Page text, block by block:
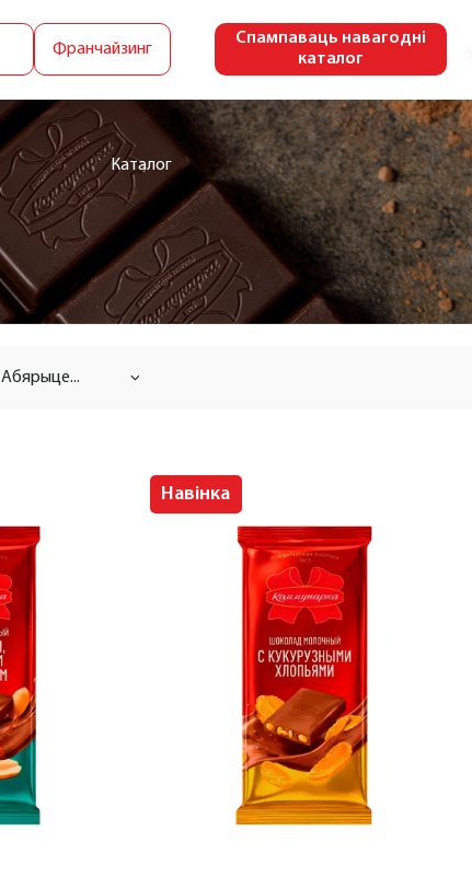
Франчайзинг
Спампаваць навагодні
каталог
Каталог
Абярыце...
Навінка